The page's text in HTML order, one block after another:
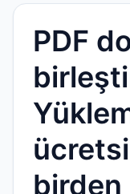
PDF
birden